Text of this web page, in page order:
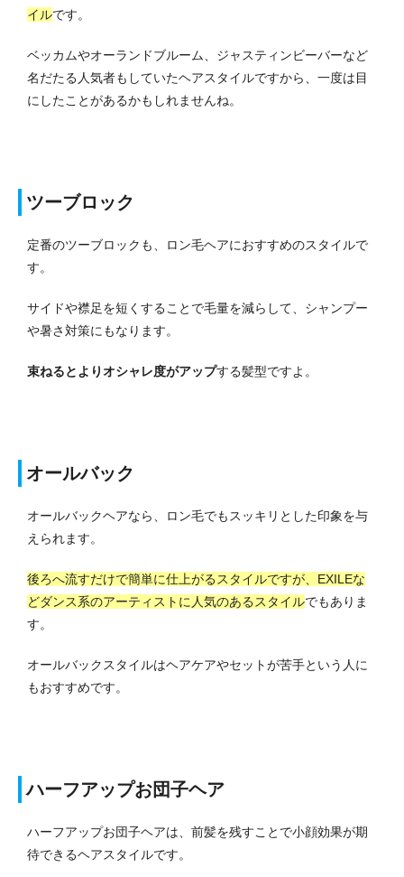
イルです。
ベッカムやオーランドブルーム、ジャスティンビーバーなど
名だたる人気者もしていたヘアスタイルですから、一度は目
にしたことがあるかもしれませんね。
ツーブロック
定番のツーブロックも、ロン毛ヘアにおすすめのスタイルで
す。
サイドや襟足を短くすることで毛量を減らして、シャンプー
や暑さ対策にもなります。
束ねるとよりオシャレ度がアップする髪型ですよ。
オールバック
オールバックヘアなら、ロン毛でもスッキリとした印象を与
えられます。
後ろへ流すだけで簡単に仕上がるスタイルですが、EXILEな
どダンス系のアーティストに人気のあるスタイルでもありま
す。
オールバックスタイルはヘアケアやセットが苦手という人に
もおすすめです。
ハーフアップお団子ヘア
ハーフアップお団子ヘアは、前髪を残すことで小顔効果が期
待できるヘアスタイルです。